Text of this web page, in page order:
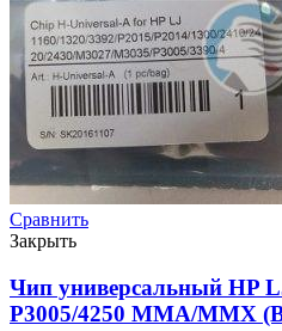
Сравнить
Закрыть
Чип универсальный HP
P3005/4250 MMA/MMX